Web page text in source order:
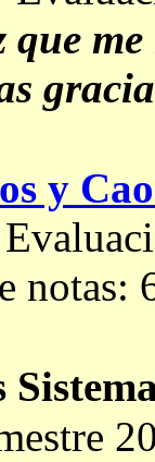
que
y
notas: